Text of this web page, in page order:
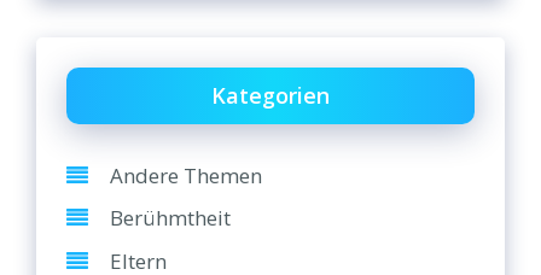
Kategorien
Andere Themen
Berühmtheit
Eltern